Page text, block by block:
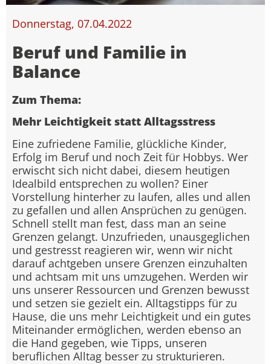
Donnerstag, 07.04.2022
Beruf und Familie in
Balance
Zum Thema:
Mehr Leichtigkeit statt Alltagsstress
Eine zufriedene Familie, glückliche Kinder,
Erfolg im Beruf und noch Zeit für Hobbys. Wer
erwischt sich nicht dabei, diesem heutigen
Idealbild entsprechen zu wollen? Einer
Vorstellung hinterher zu laufen, alles und allen
zu gefallen und allen Ansprüchen zu genügen.
Schnell stellt man fest, dass man an seine
Grenzen gelangt. Unzufrieden, unausgeglichen
und gestresst reagieren wir, wenn wir nicht
darauf achtgeben unsere Grenzen einzuhalten
und achtsam mit uns umzugehen. Werden wir
uns unserer Ressourcen und Grenzen bewusst
und setzen sie gezielt ein. Alltagstipps für zu
Hause, die uns mehr Leichtigkeit und ein gutes
Miteinander ermöglichen, werden ebenso an
die Hand gegeben, wie Tipps, unseren
beruflichen Alltag besser zu strukturieren.